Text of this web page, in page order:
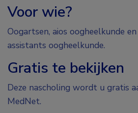
Voor wie?
Oogartsen, aios oogheelkunde
assistants oogheelkunde.
Gratis te bekijken
Deze nascholing wordt u gratis
MedNet.